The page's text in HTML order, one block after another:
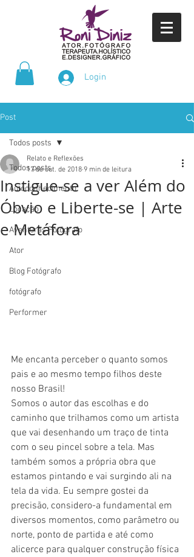
Login
Post
Todos posts
Autoconhecimento
Locação
Aventuras Fotógrafo
Ator
Blog Fotógrafo
fotógrafo
Performer
Todos posts
Instigue-se a ver Além do
Óbvio e Liberte-se | Arte
e Metáfora
Relato e Reflexões
17 de out. de 2018 9 min de leitura
Me encanta perceber o quanto somos
pais e ao mesmo tempo filhos deste
nosso Brasil!
Somos o autor das escolhas e do
caminho que trilhamos como um artista
que vai desenhando um traço de tinta
com o seu pincel sobre a tela. Mas
também somos a própria obra que
estamos pintando e vai surgindo ali na
tela da vida. Eu sempre gostei da
precisão, considero-a fundamental em
diversos momentos, como parâmetro ou
norte, ponto de partida e até como
alicerce para qualquer construção física